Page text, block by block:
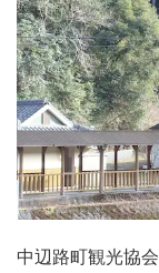
中辺路町観光協会